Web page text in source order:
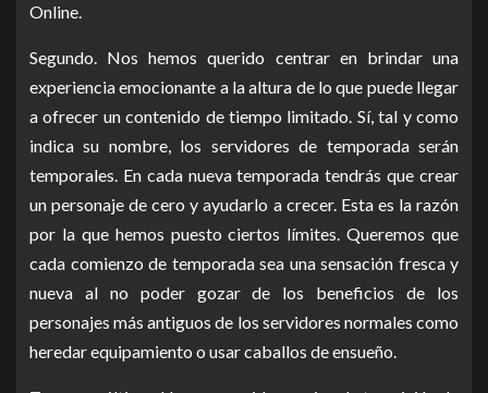
Online.
Segundo. Nos hemos querido centrar en brindar una
experiencia emocionante a la altura de lo que puede llegar
a ofrecer un contenido de tiempo limitado. Sí, tal y como
indica su nombre, los servidores de temporada serán
temporales. En cada nueva temporada tendrás que crear
un personaje de cero y ayudarlo a crecer. Esta es la razón
por la que hemos puesto ciertos límites. Queremos que
cada comienzo de temporada sea una sensación fresca y
nueva al no poder gozar de los beneficios de los
personajes más antiguos de los servidores normales como
heredar equipamiento o usar caballos de ensueño.